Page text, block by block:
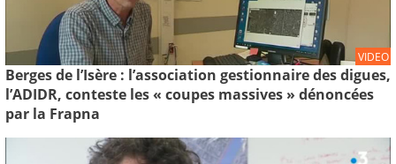
VIDEO
Berges de l’Isère : l’association gestionnaire des digues,
l’ADIDR, conteste les « coupes massives » dénoncées
par la Frapna